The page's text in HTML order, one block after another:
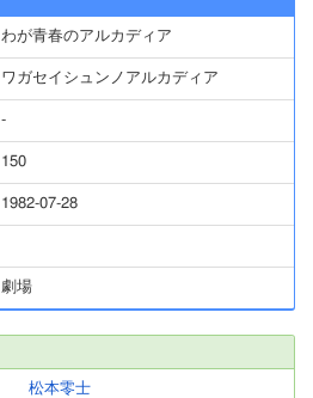
わが青春のアルカディア
ワガセイシュンノアルカディア
-
150
1982-07-28
劇場
松本零士